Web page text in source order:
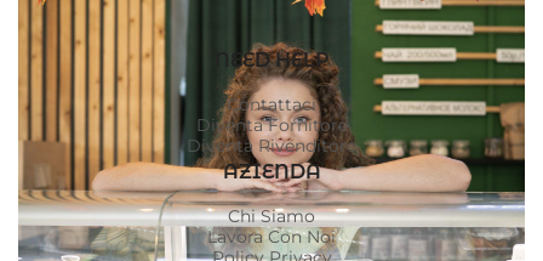
NEED HELP
Contattaci
Diventa Fornitore
Diventa Rivenditore
AZIENDA
Chi Siamo
Lavora Con Noi